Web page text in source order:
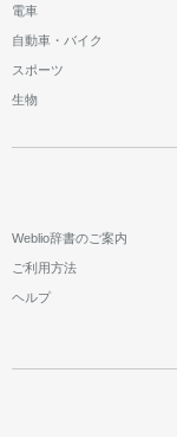
電車
自動車・バイク
スポーツ
生物
Weblio辞書のご案内
ご利用方法
ヘルプ